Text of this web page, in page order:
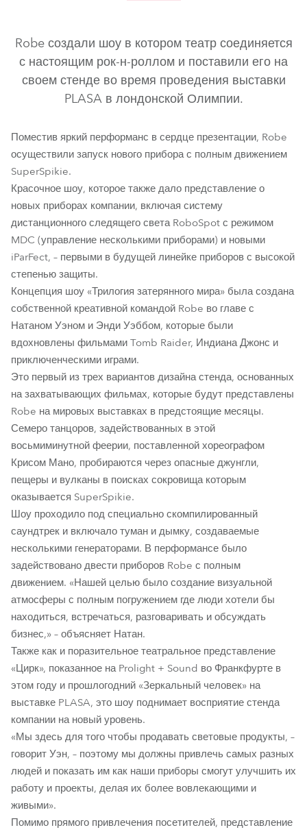
BMFL™ FollowSpot LT
BMFL™ LightMaster Side/Rear
BMFL™ Spot
BMFL™ Wash / Wash XF
BMFL™ WashBeam
ColorStrobe™
Divine™ 60 UV
DL7F Wash™
DL7S Profile™
iParFect 150™ FW RGBA
RoboSpot™
Spiider®
Spikie®
SuperSpikie™
Tarrantula™
Robe создали шоу в котором театр соединяется
с настоящим рок-н-роллом и поставили его на
своем стенде во время проведения выставки
PLASA в лондонской Олимпии.
Поместив яркий перформанс в сердце презентации, Robe
осуществили запуск нового прибора с полным движением
SuperSpikie.
Красочное шоу, которое также дало представление о
новых приборах компании, включая систему
дистанционного следящего света RoboSpot с режимом
MDC (управление несколькими приборами) и новыми
iParFect, – первыми в будущей линейке приборов с высокой
степенью защиты.
Концепция шоу «Трилогия затерянного мира» была создана
собственной креативной командой Robe во главе с
Натаном Уэном и Энди Уэббом, которые были
вдохновлены фильмами Tomb Raider, Индиана Джонс и
приключенческими играми.
Это первый из трех вариантов дизайна стенда, основанных
на захватывающих фильмах, которые будут представлены
Robe на мировых выставках в предстоящие месяцы.
Семеро танцоров, задействованных в этой
восьмиминутной феерии, поставленной хореографом
Крисом Мано, пробираются через опасные джунгли,
пещеры и вулканы в поисках сокровища которым
оказывается SuperSpikie.
Шоу проходило под специально скомпилированный
саундтрек и включало туман и дымку, создаваемые
несколькими генераторами. В перформансе было
задействовано двести приборов Robe с полным
движением. «Нашей целью было создание визуальной
атмосферы с полным погружением где люди хотели бы
находиться, встречаться, разговаривать и обсуждать
бизнес,» – объясняет Натан.
Также как и поразительное театральное представление
«Цирк», показанное на Prolight + Sound во Франкфурте в
этом году и прошлогодний «Зеркальный человек» на
выставке PLASA, это шоу поднимает восприятие стенда
компании на новый уровень.
«Мы здесь для того чтобы продавать световые продукты, –
говорит Уэн, – поэтому мы должны привлечь самых разных
людей и показать им как наши приборы смогут улучшить их
работу и проекты, делая их более вовлекающими и
живыми».
Помимо прямого привлечения посетителей, представление